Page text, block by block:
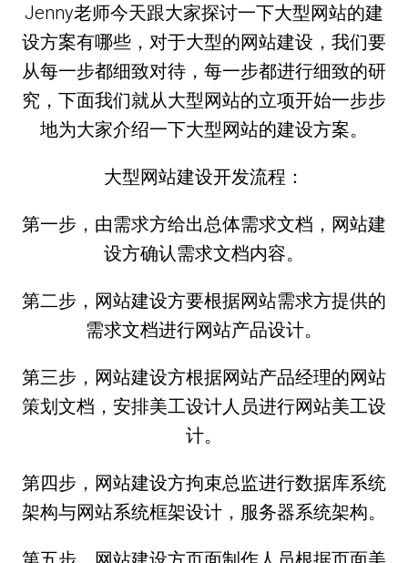
Jenny老师今天跟大家探讨一下大型网站的建
设方案有哪些，对于大型的网站建设，我们要
从每一步都细致对待，每一步都进行细致的研
究，下面我们就从大型网站的立项开始一步步
地为大家介绍一下大型网站的建设方案。
大型网站建设开发流程：
第一步，由需求方给出总体需求文档，网站建
设方确认需求文档内容。
第二步，网站建设方要根据网站需求方提供的
需求文档进行网站产品设计。
第三步，网站建设方根据网站产品经理的网站
策划文档，安排美工设计人员进行网站美工设
计。
第四步，网站建设方拘束总监进行数据库系统
架构与网站系统框架设计，服务器系统架构。